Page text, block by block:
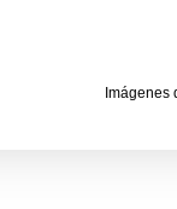
Imágenes